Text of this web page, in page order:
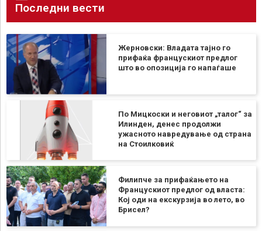
Последни вести
Жерновски: Владата тајно го
прифаќа францускиот предлог
што во опозиција го напаѓаше
По Мицкоски и неговиот „талог“ за
Илинден, денес продолжи
ужасното навредување од страна
на Стоилковиќ
Филипче за прифаќањето на
Францускиот предлог од власта:
Кој оди на екскурзија во лето, во
Брисел?